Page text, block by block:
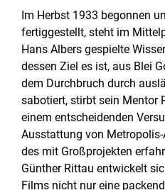
Im Herbst 1933 begonnen
fertiggestellt, steht im
Hans Albers gespielte
dessen Ziel es ist, aus Blei
dem Durchbruch durch
sabotiert, stirbt sein Mentor
einem entscheidenden
Ausstattung von
des mit Großprojekten
Günther Rittau entwickelt
Films nicht nur eine